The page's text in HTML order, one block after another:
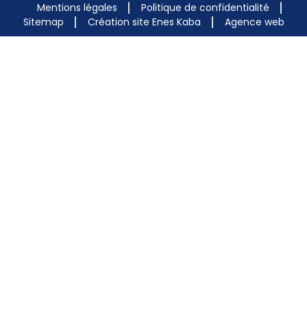
Mentions légales
Politique de confidentialité
Sitemap
Création site Enes Kaba Agence web